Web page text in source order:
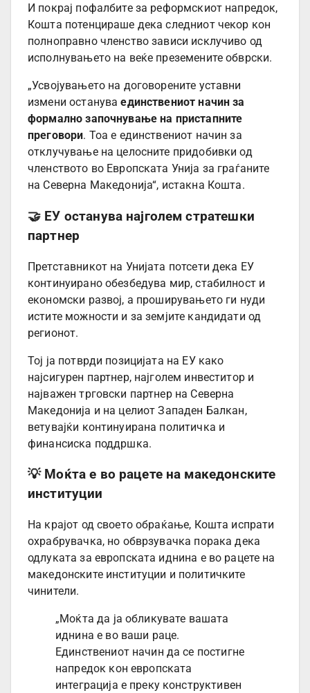
И покрај пофалбите за реформскиот напредок,
Кошта потенцираше дека следниот чекор кон
полноправно членство зависи исклучиво од
исполнувањето на веќе преземените обврски.
„Усвојувањето на договорените уставни
измени остануваединствениот начин за
формално започнување на пристапните
преговори. Тоа е единствениот начин за
отклучување на целосните придобивки од
членството во Европската Унија за граѓаните
на Северна Македонија“, истакна Кошта.
🤝 ЕУ останува најголем стратешки
партнер
Претставникот на Унијата потсети дека ЕУ
континуирано обезбедува мир, стабилност и
економски развој, а проширувањето ги нуди
истите можности и за земјите кандидати од
регионот.
Тој ја потврди позицијата на ЕУ како
најсигурен партнер, најголем инвеститор и
најважен трговски партнер на Северна
Македонија и на целиот Западен Балкан,
ветувајќи континуирана политичка и
финансиска поддршка.
💡 Моќта е во рацете на македонските
институции
На крајот од своето обраќање, Кошта испрати
охрабрувачка, но обврзувачка порака дека
одлуката за европската иднина е во рацете на
македонските институции и политичките
чинители.
„Моќта да ја обликувате вашата
иднина е во ваши раце.
Единствениот начин да се постигне
напредок кон европската
интеграција е преку конструктивен